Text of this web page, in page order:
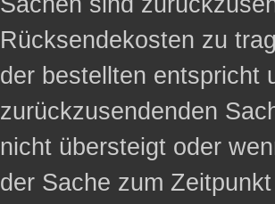
Rücksendekosten zu
der bestellten entspricht
zurückzusendenden
nicht übersteigt oder
der Sache zum